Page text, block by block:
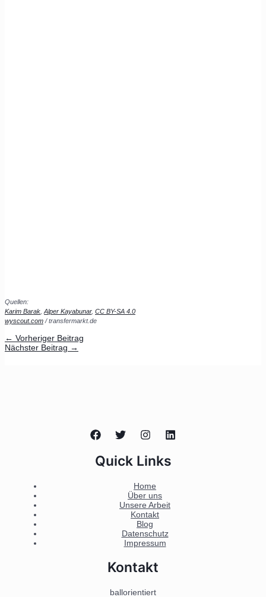
Quellen:
Karim Barak Alper Kayabunar, CC BY-SA 4.0
wyscout.com / transfermarkt.de
← Vorheriger Beitrag
Nächster Beitrag →
Quick Links
Home
Über uns
Unsere Arbeit
Kontakt
Blog
Datenschutz
Impressum
Kontakt
ballorientiert